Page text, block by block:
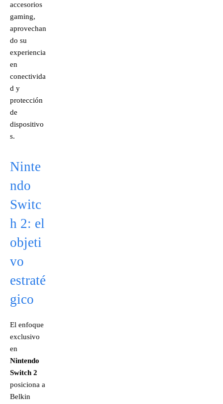
accesorios
gaming,
aprovechan
do su
experiencia
en
conectivida
d y
protección
de
dispositivo
s.
Ninte
ndo
Switc
h 2: el
objeti
vo
estraté
gico
El enfoque
exclusivo
en
Nintendo
Switch 2
posiciona a
Belkin